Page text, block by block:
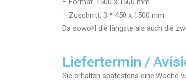
– Format: 1500 x 1500 mm
– Zuschnitt: 3 * 450 x 1500 mm
Da sowohl die längste als auch die
Liefertermin /
Sie erhalten spätestens eine Woche